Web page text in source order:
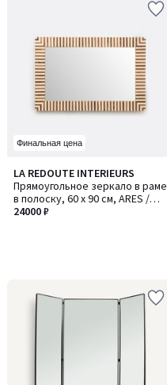
Финальная цена
LA REDOUTE INTERIEURS
Прямоугольное зеркало в раме
в полоску, 60 x 90 см, ARES /
АРЭС
24000 ₽